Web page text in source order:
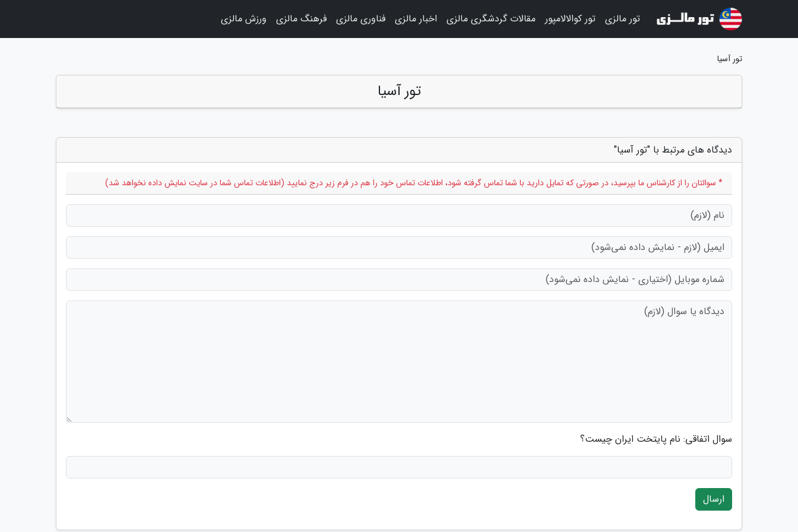
تور آسیا
تور آسیا
دیدگاه های مرتبط با "تور آسیا"
* سوالتان را از کارشناس ما بپرسید، در صورتی که تمایل دارید با شما تماس گرفته شود، اطلاعات تماس خود را هم در فرم زیر درج نمایید (اطلاعات تماس شما در سایت نمایش داده نخواهد شد)
سوال اتفاقی: نام پایتخت ایران چیست؟
ارسال
تور مالزی تور کوالالامپور مقالات گردشگری مالزی اخبار مالزی فناوری مالزی فرهنگ مالزی ورزش مالزی